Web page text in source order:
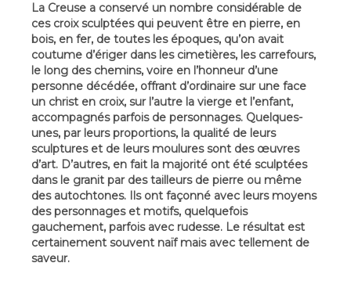
La Creuse a conservé un nombre considérable de
ces croix sculptées qui peuvent être en pierre, en
bois, en fer, de toutes les époques, qu’on avait
coutume d’ériger dans les cimetières, les carrefours,
le long des chemins, voire en l’honneur d’une
personne décédée, offrant d’ordinaire sur une face
un christ en croix, sur l’autre la vierge et l’enfant,
accompagnés parfois de personnages. Quelques-
unes, par leurs proportions, la qualité de leurs
sculptures et de leurs moulures sont des œuvres
d’art. D’autres, en fait la majorité ont été sculptées
dans le granit par des tailleurs de pierre ou même
des autochtones. Ils ont façonné avec leurs moyens
des personnages et motifs, quelquefois
gauchement, parfois avec rudesse. Le résultat est
certainement souvent naïf mais avec tellement de
saveur.